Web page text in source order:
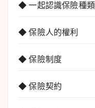
◆ 一起認識保險種類
◆ 保險人的權利
◆ 保險制度
◆ 保險契約